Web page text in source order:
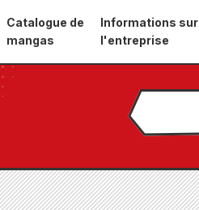
Catalogue de
mangas
Informations sur
l'entreprise